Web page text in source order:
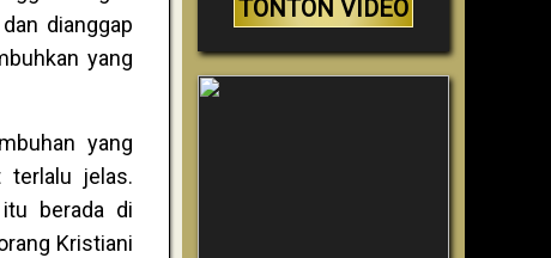
dianggap
yang
yang
terlalu jelas.
berada di
Kristiani
TONTON VIDEO